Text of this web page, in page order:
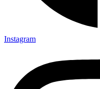
Instagram